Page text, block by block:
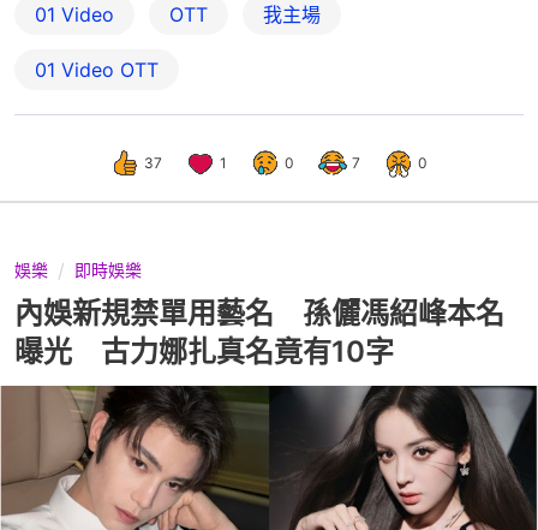
01 Video OTT 我主場
01‌ ‌Video‌ ‌OTT
37 1 0 7 0
娛樂 即時娛樂
內娛新規禁單用藝名 孫儷馮紹峰本名
曝光 古力娜扎真名竟有10字